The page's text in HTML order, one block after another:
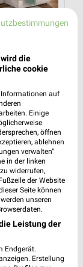
die
cookie
auf
Einige
öffnen
ablehnen
verwalten“
in der linken
widerrufen,
der Website
Seite können
unseren
Leistung der
Endgerät.
Erstellung